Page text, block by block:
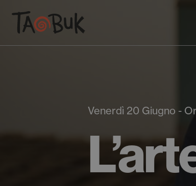
Venerdì 20 Giugno -